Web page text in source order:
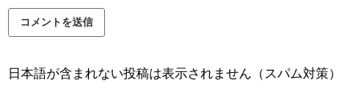
日本語が含まれない投稿は表示されません（スパム対策）